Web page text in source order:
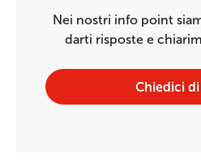
Nei nostri info point
darti risposte e
Chiedici